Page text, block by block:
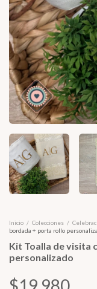
Inicio / Colecciones /
bordada + porta rollo
Kit Toalla de visita
personalizado